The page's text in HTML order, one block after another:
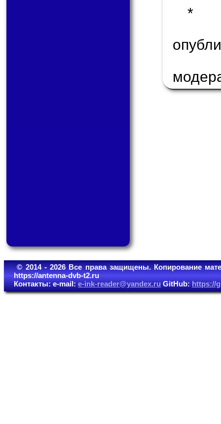
*
© 2014 - 2026 Все права защищены. Копирование
https://antenna-dvb-t2.ru
Контакты: e-mail:e-ink-reader@yandex.ruGitHub:https://